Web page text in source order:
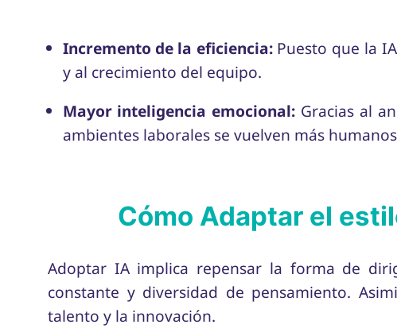
Incremento de la eficiencia:Puesto que la
y al crecimiento del equipo.
Mayor inteligencia emocional:Gracias al
ambientes laborales se vuelven más
Cómo Adaptar el
Adoptar IA implica repensar la forma de
constante y diversidad de pensamiento.
talento y la innovación.